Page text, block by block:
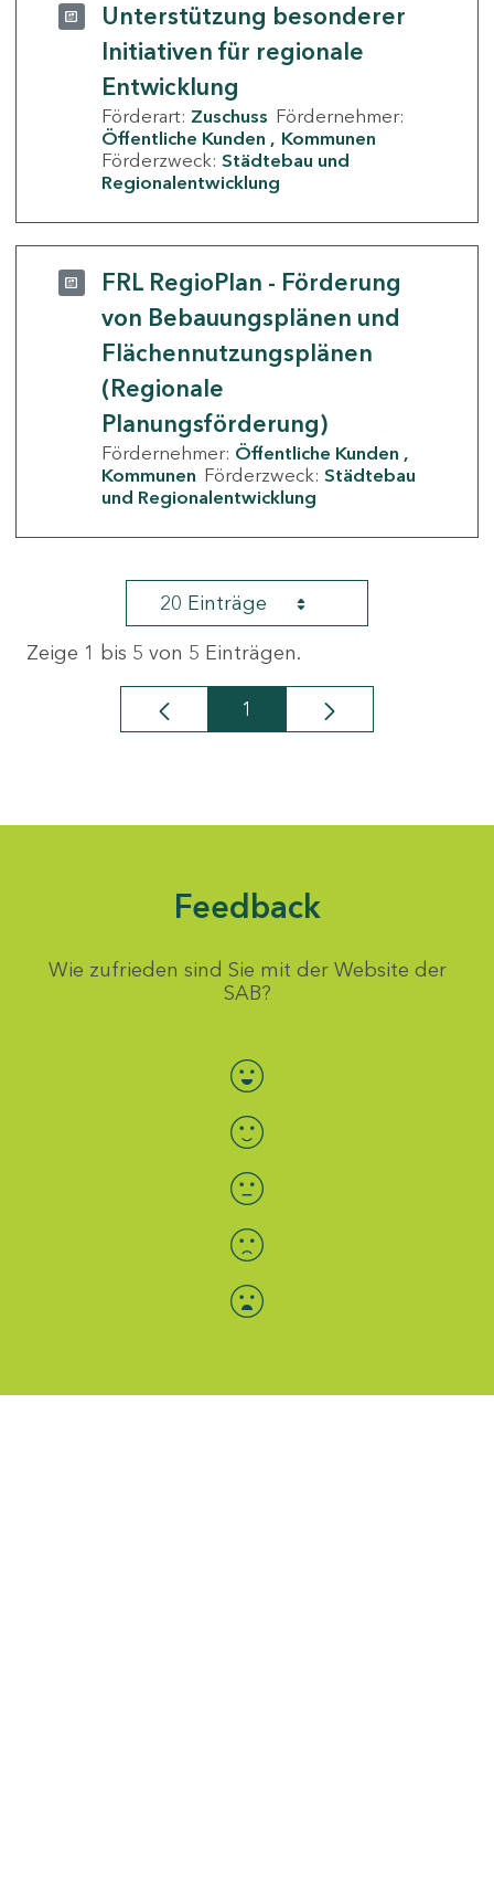
Unterstützung besonderer
Initiativen für regionale
Entwicklung
Förderart: Zuschuss Fördernehmer:
Öffentliche Kunden
Kommunen
Förderzweck: Städtebau und
Regionalentwicklung
FRL RegioPlan - Förderung
von Bebauungsplänen und
Flächennutzungsplänen
(Regionale
Planungsförderung)
Fördernehmer: Öffentliche Kunden
Kommunen Förderzweck: Städtebau
und Regionalentwicklung
20 Einträge
Zeige 1 bis 5 von 5 Einträgen.
Seite
1
Feedback
Wie zufrieden sind Sie mit der Website der
SAB?
Bewertung auswählen